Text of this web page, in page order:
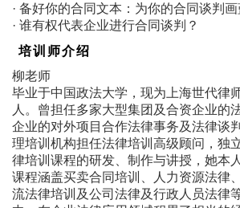
· 备好你的合同文本：为你的合同谈判画
· 谁有权代表企业进行合同谈判？
培训师介绍
柳老师
毕业于中国政法大学，现为上海世代律
人。曾担任多家大型集团及合资企业的
企业的对外项目合作法律事务及法律谈
理培训机构担任法律培训高级顾问，独
律培训课程的研发、制作与讲授，她本
课程涵盖买卖合同培训、人力资源法律
流法律培训及公司法律及行政人员法律